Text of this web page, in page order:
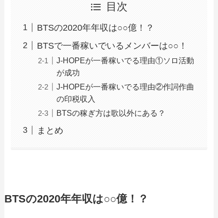
目次
BTSの2020年年収は○○億！？
BTSで一番稼いでいるメンバーは○○！
J-HOPEが一番稼いでる理由①ソロ活動
が成功
J-HOPEが一番稼いでる理由②作詞作曲
の印税収入
BTSの稼ぎ方は歌以外にある？
まとめ
BTSの2020年年収は○○億！？